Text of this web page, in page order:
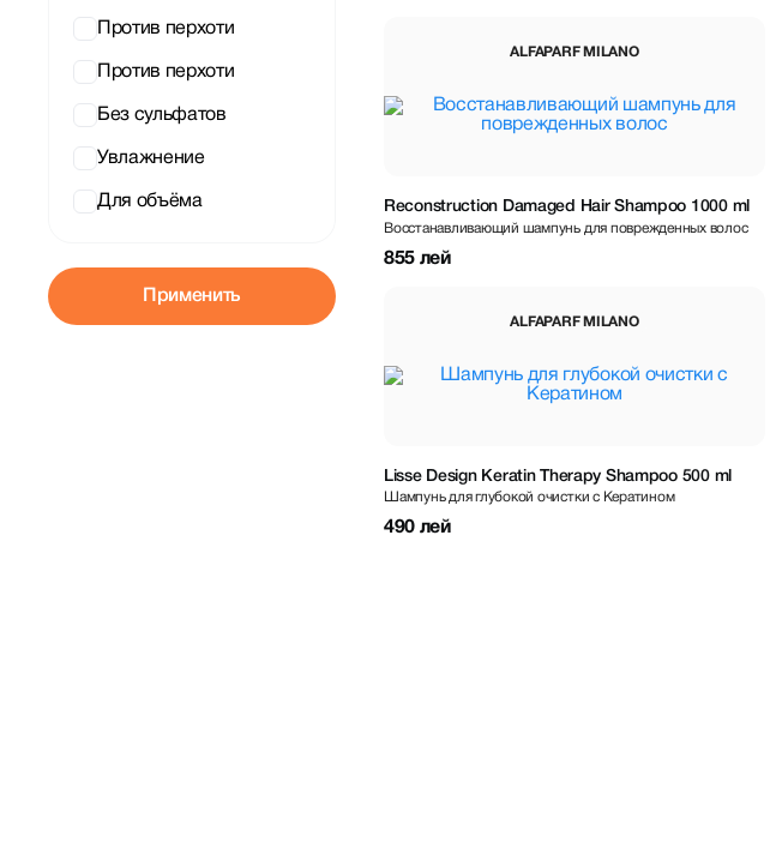
Против перхоти
Против перхоти
Без сульфатов
Увлажнение
Для объёма
Применить
ALFAPARF MILANO
Reconstruction Damaged Hair Shampoo 1000 ml
Восстанавливающий шампунь для поврежденных волос
855 лей
ALFAPARF MILANO
Lisse Design Keratin Therapy Shampoo 500 ml
Шампунь для глубокой очистки с Кератином
490 лей